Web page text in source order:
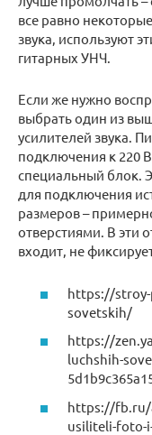
все равно
звука, используют
гитарных УНЧ.
Если же нужно
выбрать один из
усилителей звука.
подключения к 220
специальный блок.
для подключения
размеров –
отверстиями. В эти
входит, не
https://
sovetskih/
https://
luchshih-
https://fb.ru/
usiliteli-foto-